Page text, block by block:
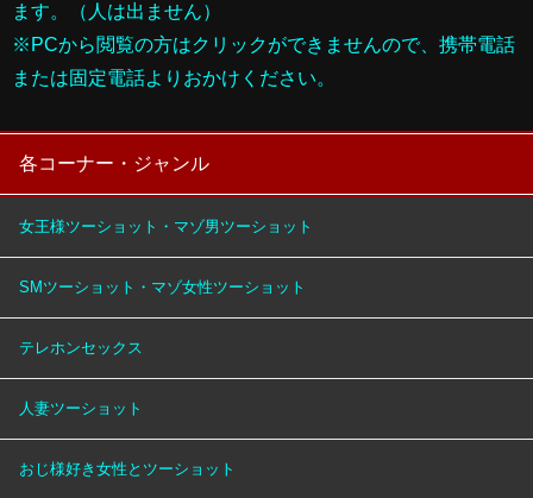
ます。（人は出ません）
※PCから閲覧の方はクリックができませんので、携帯電話
または固定電話よりおかけください。
各コーナー・ジャンル
女王様ツーショット・マゾ男ツーショット
SMツーショット・マゾ女性ツーショット
テレホンセックス
人妻ツーショット
おじ様好き女性とツーショット